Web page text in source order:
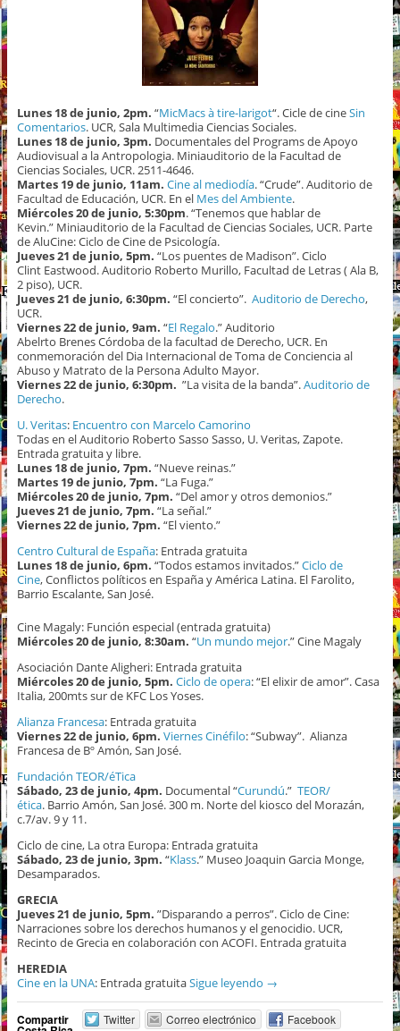
Lunes 18 de junio, 2pm. “MicMacs à tire-larigot“. Cicle de cineSin
Comentarios. UCR, Sala Multimedia Ciencias Sociales.
Lunes 18 de junio, 3pm. Documentales del Programs de Apoyo
Audiovisual a la Antropologia. Miniauditorio de la Facultad de
Ciencias Sociales, UCR. 2511-4646.
Martes 19 de junio, 11am. Cine al mediodía. “Crude”. Auditorio de
Facultad de Educación, UCR. En el Mes del Ambiente.
Miércoles 20 de junio, 5:30pm. “Tenemos que hablar de
Kevin.” Miniauditorio de la Facultad de Ciencias Sociales, UCR. Parte
de AluCine: Ciclo de Cine de Psicología.
Jueves 21 de junio, 5pm. “Los puentes de Madison”. Ciclo
Clint Eastwood. Auditorio Roberto Murillo, Facultad de Letras ( Ala B,
2 piso), UCR.
Jueves 21 de junio, 6:30pm. “El concierto”. Auditorio de Derecho,
UCR.
Viernes 22 de junio, 9am. “El Regalo.” Auditorio
Abelrto Brenes Córdoba de la facultad de Derecho, UCR. En
conmemoración del Dia Internacional de Toma de Conciencia al
Abuso y Matrato de la Persona Adulto Mayor.
Viernes 22 de junio, 6:30pm. ”La visita de la banda”.Auditorio de
Derecho.
U. Veritas: Encuentro con Marcelo Camorino
Todas en el Auditorio Roberto Sasso Sasso, U. Veritas, Zapote.
Entrada gratuita y libre.
Lunes 18 de junio, 7pm. “Nueve reinas.”
Martes 19 de junio, 7pm. “La Fuga.”
Miércoles 20 de junio, 7pm. “Del amor y otros demonios.”
Jueves 21 de junio, 7pm. “La señal.”
Viernes 22 de junio, 7pm. “El viento.”
Centro Cultural de España: Entrada gratuita
Lunes 18 de junio, 6pm. “Todos estamos invitados.”Ciclo de
Cine, Conflictos políticos en España y América Latina. El Farolito,
Barrio Escalante, San José.
Cine Magaly: Función especial (entrada gratuita)
Miércoles 20 de junio, 8:30am. “Un mundo mejor.” Cine Magaly
Asociación Dante Aligheri: Entrada gratuita
Miércoles 20 de junio, 5pm. Ciclo de opera: “El elixir de amor”. Casa
Italia, 200mts sur de KFC Los Yoses.
Alianza Francesa: Entrada gratuita
Viernes 22 de junio, 6pm. Viernes Cinéfilo: “Subway”. Alianza
Francesa de Bº Amón, San José.
Fundación TEOR/éTica
Sábado, 23 de junio, 4pm. Documental “Curundú.” TEOR/
ética. Barrio Amón, San José. 300 m. Norte del kiosco del Morazán,
c.7/av. 9 y 11.
Ciclo de cine, La otra Europa: Entrada gratuita
Sábado, 23 de junio, 3pm. “Klass.” Museo Joaquin Garcia Monge,
Desamparados.
GRECIA
Jueves 21 de junio, 5pm. ”Disparando a perros”. Ciclo de Cine:
Narraciones sobre los derechos humanos y el genocidio. UCR,
Recinto de Grecia en colaboración con ACOFI. Entrada gratuita
HEREDIA
Cine en la UNA: Entrada gratuitaSigue leyendo →
Compartir Twitter Correo electrónico Facebook